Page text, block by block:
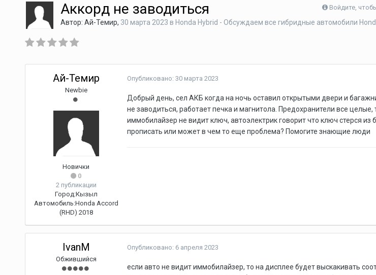
Войдите,
Аккорд не заводиться
Автор: Ай-Темир, 30 марта 2023 в Honda Hybrid - Обсуждаем все гибридные автомобили
Ай-Темир
Newbie
Новички
0
2 публикации
Город:Кызыл
Автомобиль:Honda Accord
(RHD) 2018
Опубликовано: 30 марта 2023
Добрый день, сел АКБ когда на ночь оставил открытыми двери и
не заводиться, работает печка и магнитола. Предохранители все
иммобилайзер не видит ключ, автоэлектрик говорит что ключ стерся из
прописать или может в чем то еще проблема? Помогите знающие люди
IvanM
Обжившийся
Опубликовано: 6 апреля 2023
если авто не видит иммобилайзер, то на дисплее будет выскакивать